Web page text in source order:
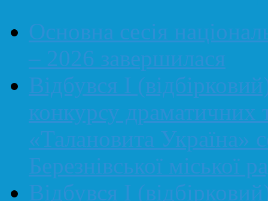
Основна сесія
– 2026 завершилася
Відбувся І
конкурсу драматичних
«Талановита Україна»
Березнівської міської
Відбувся І